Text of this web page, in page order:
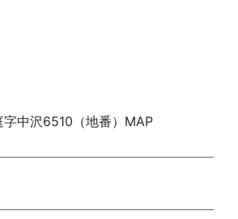
中沢6510（地番）MAP